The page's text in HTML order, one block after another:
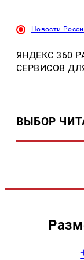
Новости
ЯНДЕКС 360
СЕРВИСОВ
ВЫБОР